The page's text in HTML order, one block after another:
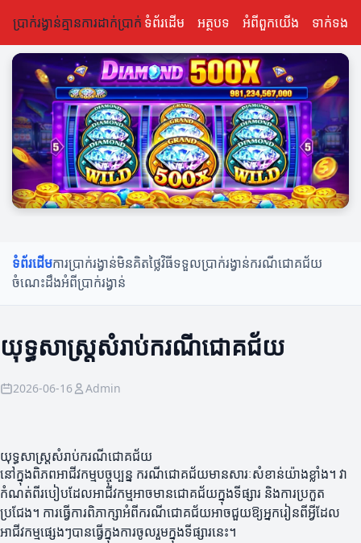
ប្រាក់រង្វាន់គ្មានការដាក់ប្រាក់ ទំព័រដើម អត្ថបទ អំពីពួកយើង ទាក់ទង
ទំព័រដើមការប្រាក់រង្វាន់មិនគិតថ្លៃវិធីទទួលប្រាក់រង្វាន់ករណីជោគជ័យ
ចំណេះដឹងអំពីប្រាក់រង្វាន់
យុទ្ធសាស្ត្រសំរាប់ករណីជោគជ័យ
2026-06-16 Admin
យុទ្ធសាស្ត្រសំរាប់ករណីជោគជ័យ
នៅក្នុងពិភពអាជីវកម្មបច្ចុប្បន្ន ករណីជោគជ័យមានសារៈសំខាន់យ៉ាងខ្លាំង។ វា
កំណត់ពីរបៀបដែលអាជីវកម្មអាចមានជោគជ័យក្នុងទីផ្សារ និងការប្រកួត
ប្រជែង។ ការធ្វើការពិភាក្សាអំពីករណីជោគជ័យអាចជួយឱ្យអ្នករៀនពីអ្វីដែល
អាជីវកម្មផ្សេងៗបានធ្វើក្នុងការចូលរួមក្នុងទីផ្សារនេះ។